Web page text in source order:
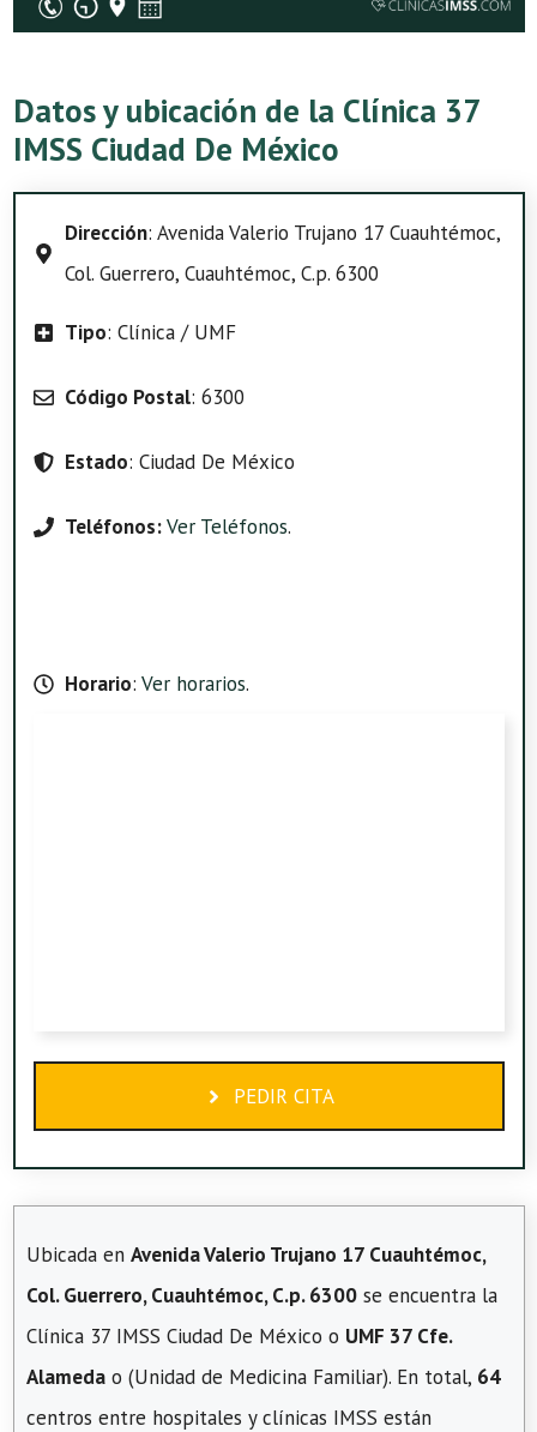
Datos y ubicación de la Clínica 37
IMSS Ciudad De México
Dirección: Avenida Valerio Trujano 17 Cuauhtémoc,
Col. Guerrero, Cuauhtémoc, C.p. 6300
Tipo: Clínica / UMF
Código Postal: 6300
Estado: Ciudad De México
Teléfonos:Ver Teléfonos.
Horario: Ver horarios.
PEDIR CITA
Ubicada en Avenida Valerio Trujano 17 Cuauhtémoc,
Col. Guerrero, Cuauhtémoc, C.p. 6300 se encuentra la
Clínica 37 IMSS Ciudad De México o UMF 37 Cfe.
Alameda o (Unidad de Medicina Familiar). En total, 64
centros entre hospitales y clínicas IMSS están